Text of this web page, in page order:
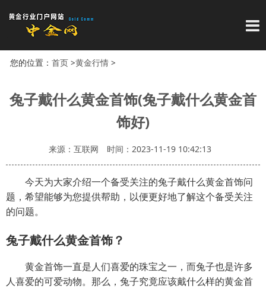
导
您的位置： 首页>黄金行情>
兔子戴什么黄金首饰(兔子戴什么黄金首
饰好)
来源：互联网 时间：2023-11-19 10:42:13
今天为大家介绍一个备受关注的兔子戴什么黄金首饰问
题，希望能够为您提供帮助，以便更好地了解这个备受关注
的问题。
兔子戴什么黄金首饰？
黄金首饰一直是人们喜爱的珠宝之一，而兔子也是许多
人喜爱的可爱动物。那么，兔子究竟应该戴什么样的黄金首